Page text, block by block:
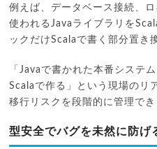
例えば、データベース接続、
使われるJavaライブラリを
ックだけScalaで書く部分置き
「Javaで書かれた本番システ
Scalaで作る」という現場のリ
移行リスクを段階的に管理でき
型安全でバグを未然に防げ